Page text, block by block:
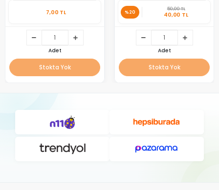
7,00 TL
Adet
Stokta Yok
%20
50,00 TL
40,00 TL
Adet
Stokta Yok